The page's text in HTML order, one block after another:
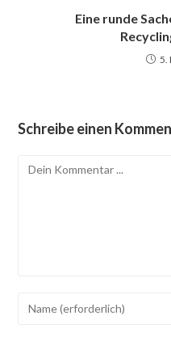
Eine runde
5.
Schreibe einen